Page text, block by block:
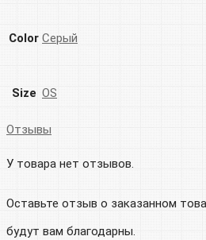
Color Серый
Size OS
Отзывы
У товара нет отзывов.
Оставьте отзыв о заказанном
будут вам благодарны.